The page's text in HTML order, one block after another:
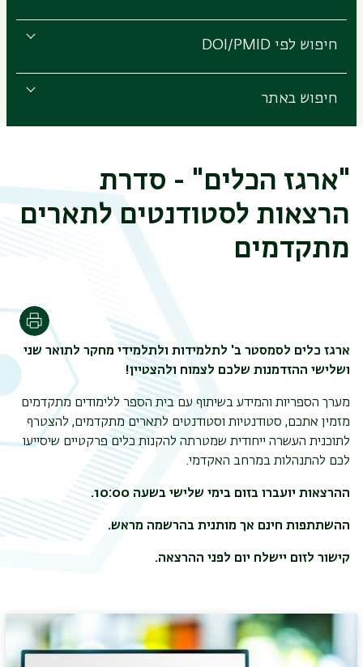
חיפוש לפי DOI/PMID
חיפוש באתר
"ארגז הכלים" - סדרת
הרצאות לסטודנטים לתארים
מתקדמים
ארגז כלים לסמסטר ב' לתלמידות ולתלמידי מחקר לתואר שני
ושלישי ההזדמנות שלכם לצמוח ולהצטיין!
מערך הספריות והמידע בשיתוף עם בית הספר ללימודים מתקדמים
מזמין אתכם, סטודנטיות וסטודנטים לתארים מתקדמים, להצטרף
לתוכנית העשרה ייחודית שמטרתה להקנות כלים פרקטיים שיסייעו
לכם להתנהלות במרחב האקדמי.
ההרצאות יועברו בזום בימי שלישי בשעה 10:00.
ההשתתפות חינם אך מותנית בהרשמה מראש.
קישור לזום יישלח יום לפני ההרצאה.